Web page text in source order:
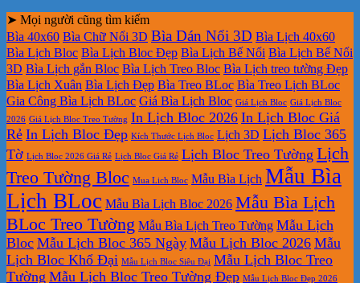
➤ Mọi người cũng tìm kiếm
Bìa 40x60 Bìa Chữ Nổi 3D Bìa Dán Nổi 3D Bìa Lịch 40x60
Bìa Lịch Bloc Bìa Lịch Bloc Đẹp Bìa Lịch Bế Nổi Bìa Lịch Bế Nổi
3D Bìa Lịch gắn Bloc Bìa Lịch Treo Bloc Bìa Lịch treo tường Đẹp
Bìa Lịch Xuân Bìa Lịch Đẹp Bìa Treo BLoc Bìa Treo Lịch BLoc
Gia Công Bìa Lịch BLoc Giá Bìa Lịch Bloc Giá Lịch Bloc Giá Lịch Bloc
2026 Giá Lịch Bloc Treo Tường In Lịch Bloc 2026 In Lịch Bloc Giá
Rẻ In Lịch Bloc Đẹp Kích Thước Lịch Bloc Lịch 3D Lịch Bloc 365
Tờ Lịch Bloc 2026 Giá Rẻ Lịch Bloc Giá Rẻ Lịch Bloc Treo Tường Lịch
Treo Tường Bloc Mua Lich Bloc Mẫu Bìa Lịch Mẫu Bìa
Lịch BLoc Mẫu Bìa Lịch Bloc 2026 Mẫu Bìa Lịch
BLoc Treo Tường Mẫu Bìa Lịch Treo Tường Mẫu Lịch
Bloc Mẫu Lịch Bloc 365 Ngày Mẫu Lịch Bloc 2026 Mẫu
Lịch Bloc Khổ Đại Mẫu Lịch Bloc Siêu Đại Mẫu Lịch Bloc Treo
Tường Mẫu Lịch Bloc Treo Tường Đẹp Mẫu Lịch Bloc Đẹp 2026